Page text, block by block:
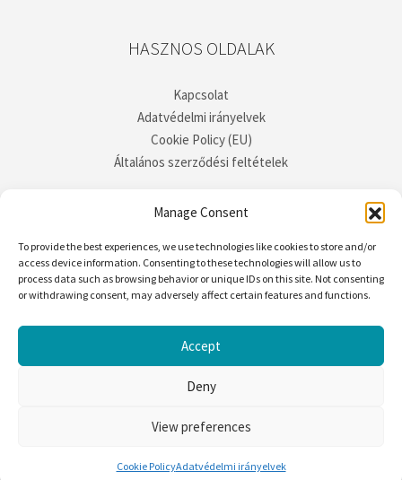
Manage Consent
To provide the best experiences, we use technologies like cookies to store and/or
access device information. Consenting to these technologies will allow us to
process data such as browsing behavior or unique IDs on this site. Not consenting
or withdrawing consent, may adversely affect certain features and functions.
Accept
Deny
View preferences
Cookie PolicyAdatvédelmi irányelvek
HASZNOS OLDALAK
Kapcsolat
Adatvédelmi irányelvek
Cookie Policy (EU)
Általános szerződési feltételek
Wordpress Theme ♥ Proudly built by
♥♥♥Kingárium © 2025